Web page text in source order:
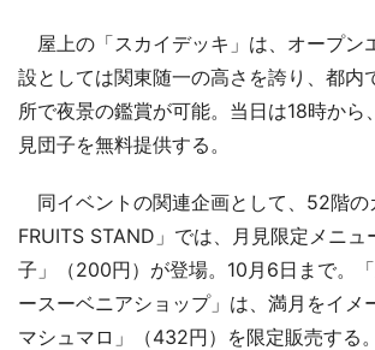
屋上の「スカイデッキ」は、オープン
設としては関東随一の高さを誇り、都内
所で夜景の鑑賞が可能。当日は18時から
見団子を無料提供する。
同イベントの関連企画として、52階の
FRUITS STAND」では、月見限定メニュ
子」（200円）が登場。10月6日まで。
ースーベニアショップ」は、満月をイメ
マシュマロ」（432円）を限定販売する。